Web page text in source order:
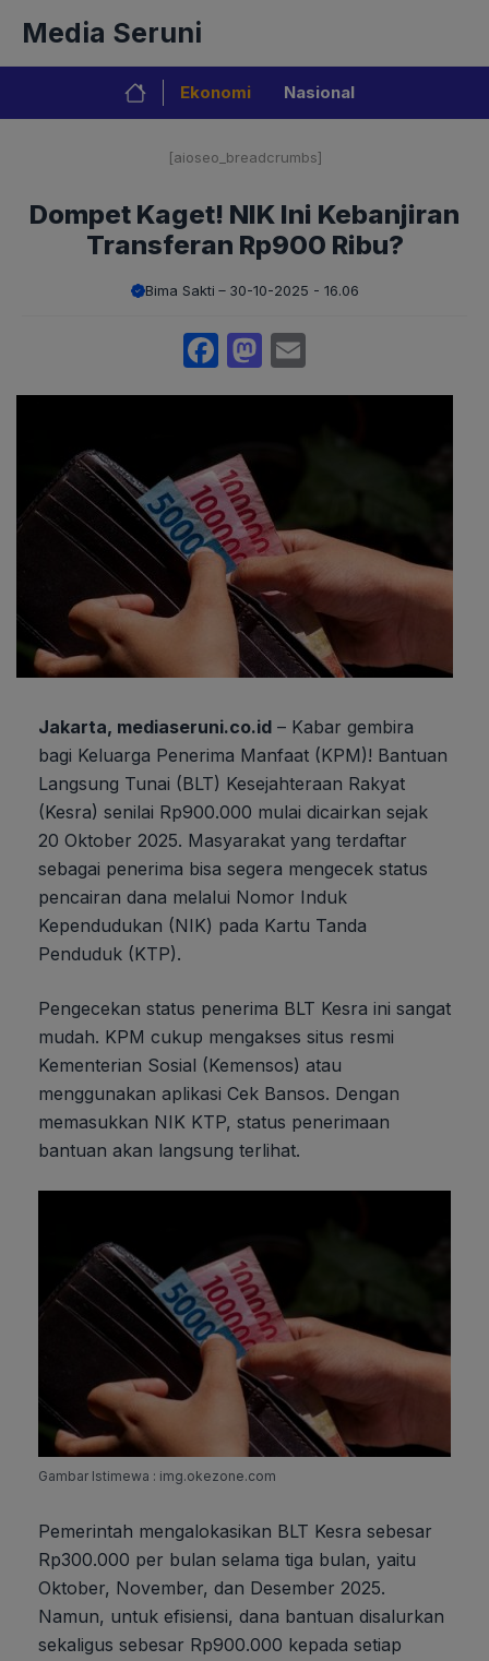
isi
Media Seruni
Ekonomi Nasional
[aioseo_breadcrumbs]
Dompet Kaget! NIK Ini Kebanjiran
Transferan Rp900 Ribu?
Bima Sakti 30-10-2025 - 16.06
Facebook
Mastodon
Jakarta, mediaseruni.co.id – Kabar gembira
bagi Keluarga Penerima Manfaat (KPM)! Bantuan
Langsung Tunai (BLT) Kesejahteraan Rakyat
(Kesra) senilai Rp900.000 mulai dicairkan sejak
20 Oktober 2025. Masyarakat yang terdaftar
sebagai penerima bisa segera mengecek status
pencairan dana melalui Nomor Induk
Kependudukan (NIK) pada Kartu Tanda
Penduduk (KTP).
Pengecekan status penerima BLT Kesra ini sangat
mudah. KPM cukup mengakses situs resmi
Kementerian Sosial (Kemensos) atau
menggunakan aplikasi Cek Bansos. Dengan
memasukkan NIK KTP, status penerimaan
bantuan akan langsung terlihat.
Gambar Istimewa : img.okezone.com
Pemerintah mengalokasikan BLT Kesra sebesar
Rp300.000 per bulan selama tiga bulan, yaitu
Oktober, November, dan Desember 2025.
Namun, untuk efisiensi, dana bantuan disalurkan
sekaligus sebesar Rp900.000 kepada setiap